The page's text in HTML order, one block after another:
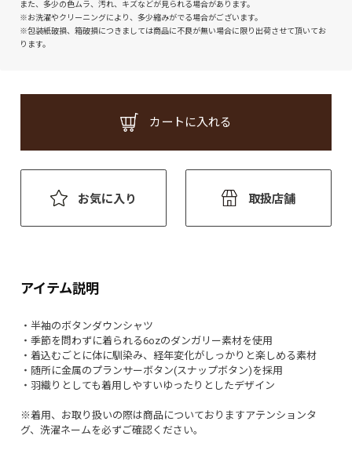
また、多少の色ムラ、汚れ、キズなどが見られる場合があります。
※お洗濯やクリーニングにより、多少縮みがでる場合がございます。
※包装紙破損、箱破損につきましては商品に不良が無い場合に限り出荷させて頂いてお
ります。
カートに入れる
お気に入り 取扱店舗
アイテム説明
・半袖のボタンダウンシャツ
・季節を問わずに着られる6ozのダンガリー素材を使用
・着込むごとに体に馴染み、経年変化がしっかりと楽しめる素材
・随所に金属のプランサーボタン(スナップボタン)を採用
・羽織りとしても着用しやすいゆったりとしたデザイン
※着用、お取り扱いの際は商品についておりますアテンションタ
グ、洗濯ネームを必ずご確認ください。